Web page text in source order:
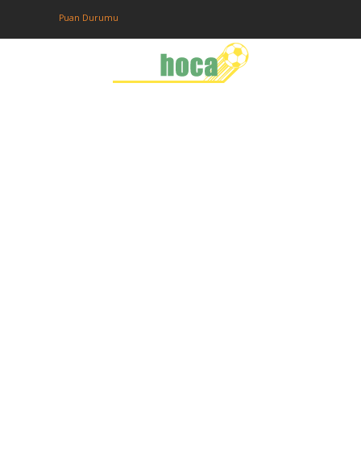
AnasayfaPuan Durumu